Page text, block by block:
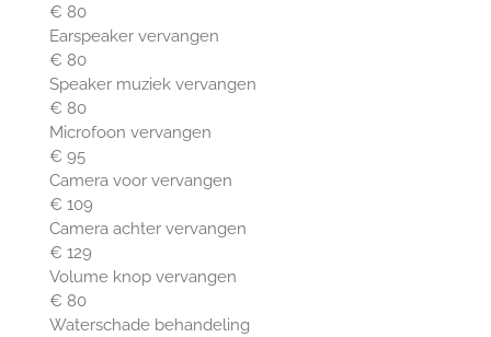
€ 80
Earspeaker vervangen
€ 80
Speaker muziek vervangen
€ 80
Microfoon vervangen
€ 95
Camera voor vervangen
€ 109
Camera achter vervangen
€ 129
Volume knop vervangen
€ 80
Waterschade behandeling